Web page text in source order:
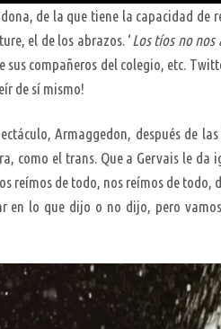
de la que tiene la capacidad de
el de los abrazos. ‘Los tíos no nos
compañeros del colegio, etc.
de sí mismo!
Armaggedon, después de
como el trans. Que a Gervais le da
reímos de todo, nos reímos de todo,
en lo que dijo o no dijo, pero